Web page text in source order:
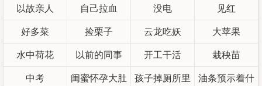
以故亲人 自己拉血 没电 见红
好多菜 捡栗子 云龙吃妖 大苹果
水中荷花 以前的同事 开工干活 栽秧苗
中考 闺蜜怀孕大肚 孩子掉厕所里 油条预示着什